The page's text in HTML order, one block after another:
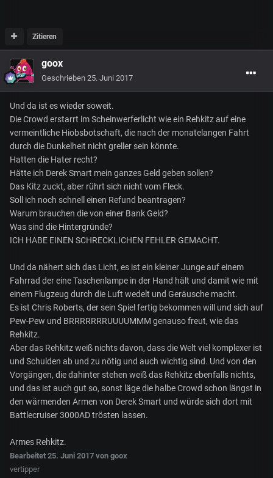
Zitieren
goox
Geschrieben 25. Juni 2017
Und da ist es wieder soweit.
Die Crowd erstarrt im Scheinwerferlicht wie ein Rehkitz auf eine
vermeintliche Hiobsbotschaft, die nach der monatelangen Fahrt
durch die Dunkelheit nicht greller sein könnte.
Hatten die Hater recht?
Hätte ich Derek Smart mein ganzes Geld geben sollen?
Das Kitz zuckt, aber rührt sich nicht vom Fleck.
Soll ich noch schnell einen Refund beantragen?
Warum brauchen die von einer Bank Geld?
Was sind die Hintergründe?
ICH HABE EINEN SCHRECKLICHEN FEHLER GEMACHT.
Und da nähert sich das Licht, es ist ein kleiner Junge auf einem
Fahrrad der eine Taschenlampe in der Hand hält und damit wie mit
einem Flugzeug durch die Luft wedelt und Geräusche macht.
Es ist Chris Roberts, der sein Spiel fertig bekommen will und sich auf
Pew-Pew und BRRRRRRRUUUUMMM genauso freut, wie das
Rehkitz.
Aber das Rehkitz weiß nichts davon, dass die Welt viel komplexer ist
und Schulden ab und zu nötig und auch wichtig sind. Und von den
Vorgängen, die dahinter stehen weiß das Rehkitz ebenfalls nichts,
und das ist auch gut so, sonst läge die halbe Crowd schon längst in
den wärmenden Armen von Derek Smart und würde sich dort mit
Battlecruiser 3000AD trösten lassen.
Armes Rehkitz.
Bearbeitet 25. Juni 2017 von goox
vertipper